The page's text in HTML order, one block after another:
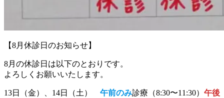
【8月休診日のお知らせ】
8月の休診日は以下のとおりです。
よろしくお願いいたします。
13日（金）、14日（土） 午前のみ診療（8:30〜11:30） 午後